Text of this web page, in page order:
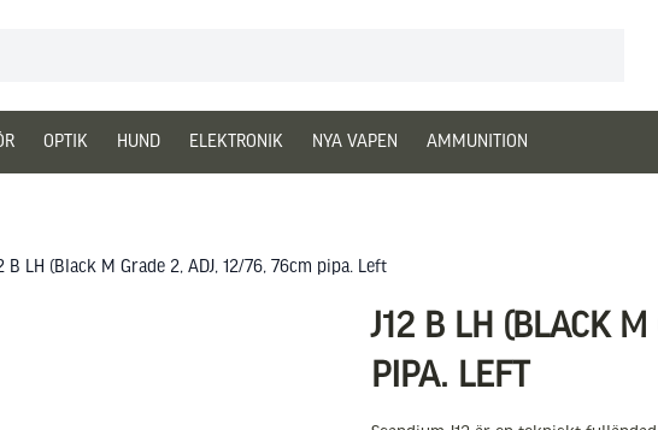
OPTIK HUND ELEKTRONIK NYA VAPEN AMMUNITION
B LH (Black M Grade 2, ADJ, 12/76, 76cm pipa. Left
J12 B LH (BLACK
PIPA. LEFT